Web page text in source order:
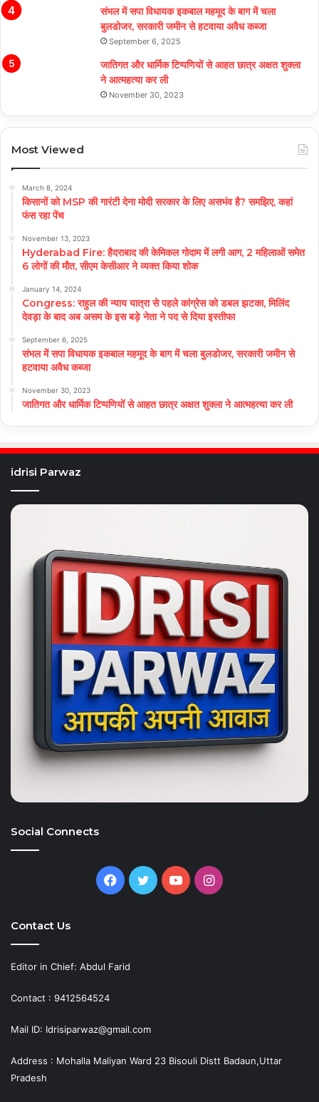
संभल में सपा विधायक इकबाल महमूद के बाग में चला
बुलडोजर, सरकारी जमीन से हटवाया अवैध कब्जा
September 6, 2025
जातिगत और धार्मिक टिप्पणियों से आहत छात्र अक्षत शुक्ला
ने आत्महत्या कर ली
November 30, 2023
Most Viewed
March 8, 2024
किसानों को MSP की गारंटी देना मोदी सरकार के लिए असभंव है? समझिए, कहां
फंस रहा पेंच
November 13, 2023
Hyderabad Fire: हैदराबाद की केमिकल गोदाम में लगी आग, 2 महिलाओं समेत
6 लोगों की मौत, सीएम केसीआर ने व्यक्त किया शोक
January 14, 2024
Congress: राहुल की न्याय यात्रा से पहले कांग्रेस को डबल झटका, मिलिंद
देवड़ा के बाद अब असम के इस बड़े नेता ने पद से दिया इस्तीफा
September 6, 2025
संभल में सपा विधायक इकबाल महमूद के बाग में चला बुलडोजर, सरकारी जमीन से
हटवाया अवैध कब्जा
November 30, 2023
जातिगत और धार्मिक टिप्पणियों से आहत छात्र अक्षत शुक्ला ने आत्महत्या कर ली
idrisi Parwaz
Social Connects
Facebook
TwitterYouTubeInstagram
Contact Us
Editor in Chief: Abdul Farid
Contact : 9412564524
Mail ID: Idrisiparwaz@gmail.com
Address : Mohalla Maliyan Ward 23 Bisouli Distt Badaun,Uttar
Pradesh